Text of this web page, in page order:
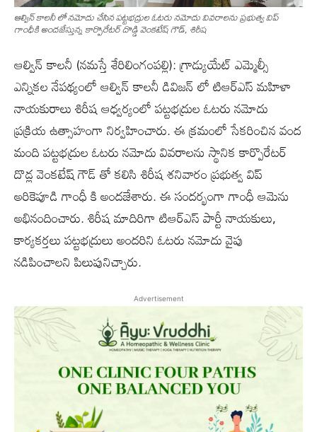
ఆల్విన్ కాలనీ లో నమోదు చేసిన పట్టభద్రుల ఓటరు నమోదు వివరాలను ప్రభుత్వ విప్
గాంధీకి అందజేస్తున్న కార్పొరేటర్ దొడ్డి వెంకటేష్ గౌడ్, శిరీష
ఆల్విన్ కాలనీ (నమస్తే శేరిలింగంపల్లి): గ్రాడ్యుయేట్ ఎమ్మెల్సీ
ఎన్నికల నేపథ్యంలో ఆల్విన్ కాలనీ డివిజన్ లో టిఆర్ఎస్ మహిళా
నాయకురాలు శిరీష ఆధ్వర్యంలో పట్టభద్రుల ఓటరు నమోదు
ప్రక్రియ ఉత్సాహంగా నిర్వహించారు. ఈ క్రమంలో సేకరించిన వంద
మంది పట్టభద్రుల ఓటరు నమోదు వివరాలను స్థానిక కార్పొరేటర్
దొడ్ల వెంకటేష్ గౌడ్ తో కలిసి శిరీష శనివారం ప్రభుత్వ విప్
అరికెపూడి గాంధీ కి అందజేశారు. ఈ సందర్భంగా గాంధీ ఆమెను
అభినందించారు. శిరీష మాదిరిగా టిఆర్ఎస్ పార్టీ నాయకులు,
కార్యకర్తలు పట్టభద్రులు అందరిని ఓటరు నమోదు వైపు
నడిపించాలని పిలుపునిచ్చారు.
Advertisement